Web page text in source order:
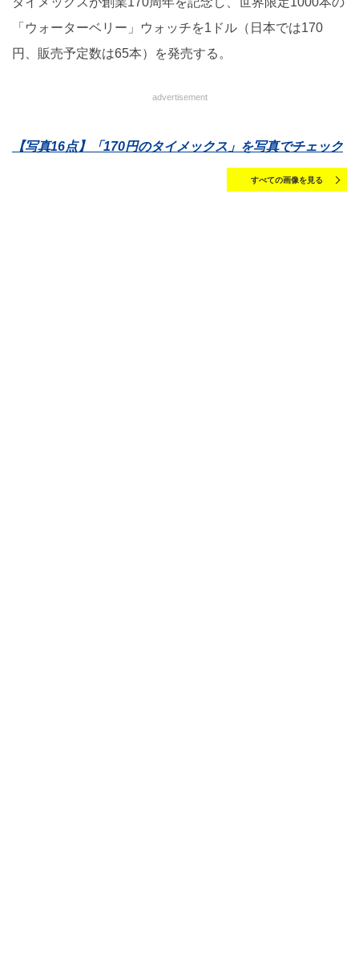
「ウォーターベリー」ウォッチを1ドル（日本では170
円、販売予定数は65本）を発売する。
advertisement
【写真16点】「170円のタイメックス」を写真でチェック
すべての画像を見る